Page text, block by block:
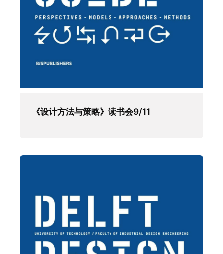
《设计方法与策略》读书会9/11